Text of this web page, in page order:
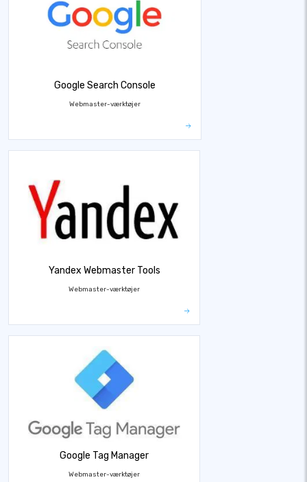
Google Search Console
Webmaster-værktøjer
Yandex Webmaster Tools
Webmaster-værktøjer
Google Tag Manager
Webmaster-værktøjer